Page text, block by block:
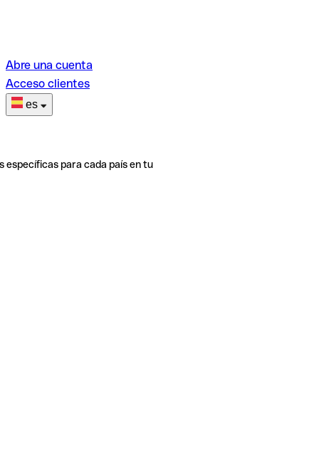
Abre una cuenta
Acceso clientes
es
específicas para cada país en tu